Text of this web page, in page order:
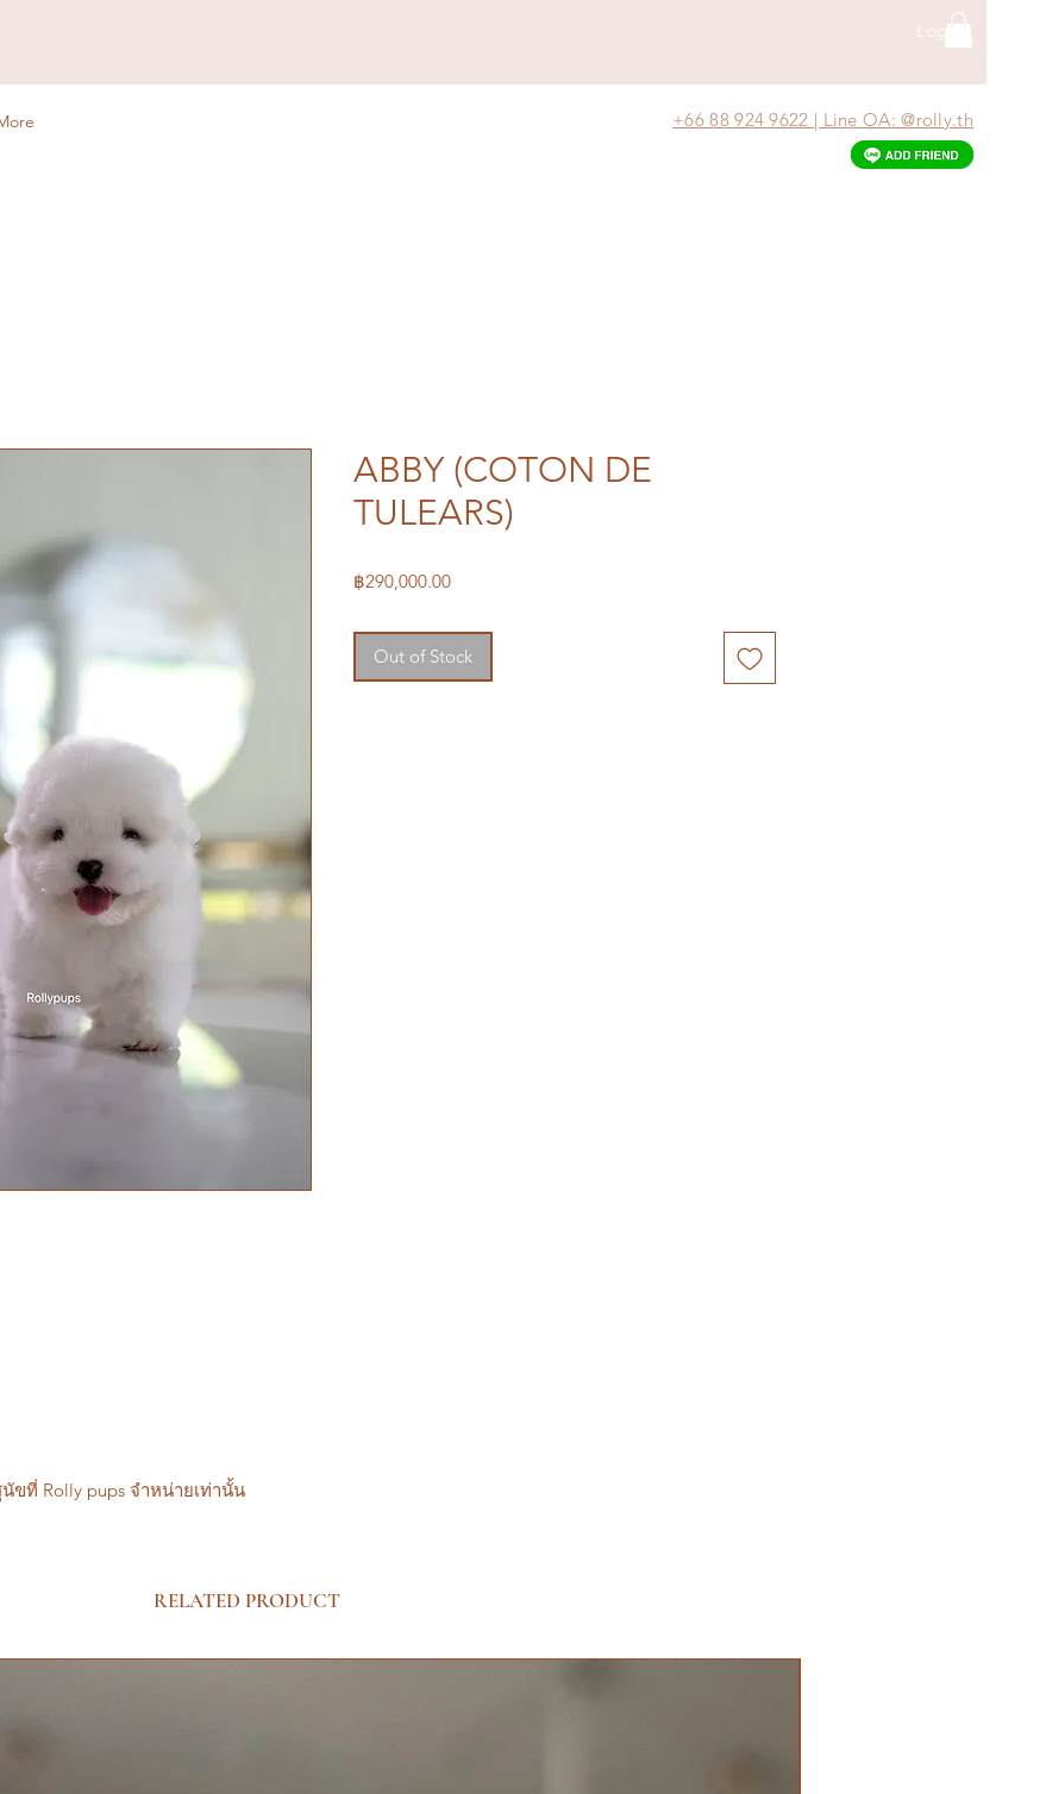
Log In
+66 88 924 9622 | Line OA: @rolly.th
ขที่ Rolly pups จำหน่ายเท่านั้น
ABBY (COTON DE
TULEARS)
฿290,000.00Price
Out of Stock
RELATED PRODUCT